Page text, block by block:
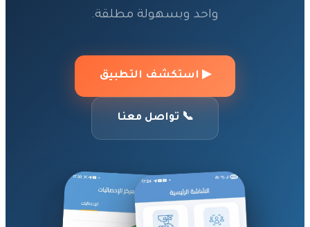
واحد وبسهولة مطلقة.
▶ استكشف التطبيق
📞 تواصل معنا